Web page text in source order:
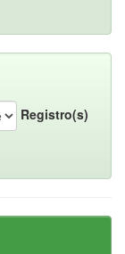
Registro(s)